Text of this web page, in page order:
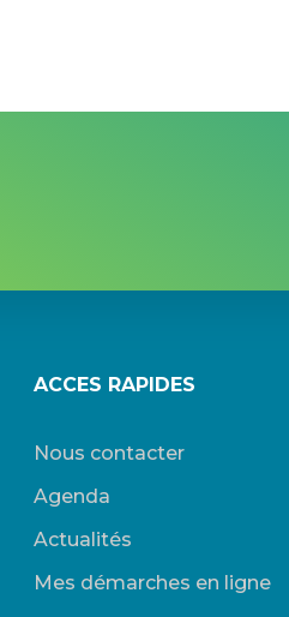
ACCES RAPIDES
Nous contacter
Agenda
Actualités
Mes démarches en ligne